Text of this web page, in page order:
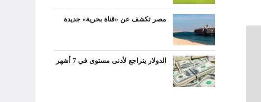
مصر تكشف عن «قناة بحرية» جديدة
الدولار يتراجع لأدنى مستوى في 7 أشهر